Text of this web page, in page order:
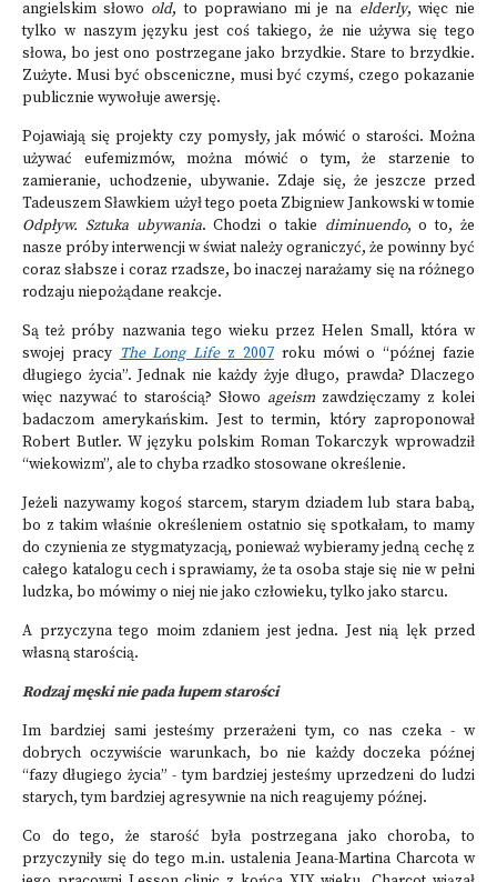
angielskim słowo old, to poprawiano mi je na elderly, więc nie
tylko w naszym języku jest coś takiego, że nie używa się tego
słowa, bo jest ono postrzegane jako brzydkie. Stare to brzydkie.
Zużyte. Musi być obsceniczne, musi być czymś, czego pokazanie
publicznie wywołuje awersję.
Pojawiają się projekty czy pomysły, jak mówić o starości. Można
używać eufemizmów, można mówić o tym, że starzenie to
zamieranie, uchodzenie, ubywanie. Zdaje się, że jeszcze przed
Tadeuszem Sławkiem użył tego poeta Zbigniew Jankowski w tomie
Odpływ. Sztuka ubywania. Chodzi o takie diminuendo, o to, że
nasze próby interwencji w świat należy ograniczyć, że powinny być
coraz słabsze i coraz rzadsze, bo inaczej narażamy się na różnego
rodzaju niepożądane reakcje.
Są też próby nazwania tego wieku przez Helen Small, która w
swojej pracy The Long Lifez 2007roku mówi o “późnej fazie
długiego życia”. Jednak nie każdy żyje długo, prawda? Dlaczego
więc nazywać to starością? Słowo ageism zawdzięczamy z kolei
badaczom amerykańskim. Jest to termin, który zaproponował
Robert Butler. W języku polskim Roman Tokarczyk wprowadził
“wiekowizm”, ale to chyba rzadko stosowane określenie.
Jeżeli nazywamy kogoś starcem, starym dziadem lub stara babą,
bo z takim właśnie określeniem ostatnio się spotkałam, to mamy
do czynienia ze stygmatyzacją, ponieważ wybieramy jedną cechę z
całego katalogu cech i sprawiamy, że ta osoba staje się nie w pełni
ludzka, bo mówimy o niej nie jako człowieku, tylko jako starcu.
A przyczyna tego moim zdaniem jest jedna. Jest nią lęk przed
własną starością.
Rodzaj męski nie pada łupem starości
Im bardziej sami jesteśmy przerażeni tym, co nas czeka - w
dobrych oczywiście warunkach, bo nie każdy doczeka późnej
“fazy długiego życia” - tym bardziej jesteśmy uprzedzeni do ludzi
starych, tym bardziej agresywnie na nich reagujemy późnej.
Co do tego, że starość była postrzegana jako choroba, to
przyczyniły się do tego m.in. ustalenia Jeana-Martina Charcota w